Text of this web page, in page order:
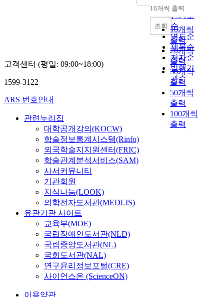
순
인기도
순
연도순
제목순
저자순
발행기
관순
내림차순
10개씩 출력
10개씩
출력
20개씩
출력
30개씩
출력
50개씩
출력
100개씩
출력
조회
고객센터 (평일: 09:00~18:00)
1599-3122
ARS 번호안내
관련누리집
대학공개강의(KOCW)
학술정보통계시스템(Rinfo)
외국학술지지원센터(FRIC)
학술관계분석서비스(SAM)
사서커뮤니티
기관회원
지식나눔(LOOK)
의학전자도서관(MEDLIS)
유관기관 사이트
교육부(MOE)
국립장애인도서관(NLD)
국립중앙도서관(NL)
국회도서관(NAL)
연구윤리정보포털(CRE)
사이언스온 (ScienceON)
이용약관